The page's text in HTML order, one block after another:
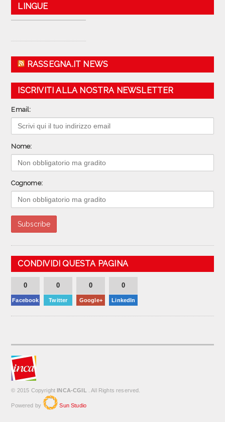
LINGUE
RASSEGNA.IT NEWS
ISCRIVITI ALLA NOSTRA NEWSLETTER
Email:
Nome:
Cognome:
CONDIVIDI QUESTA PAGINA
0
Facebook
0
Twitter
0
Google+
0
LinkedIn
© 2015 Copyright INCA-CGIL . All Rights reserved.
Powered by Sun Studio